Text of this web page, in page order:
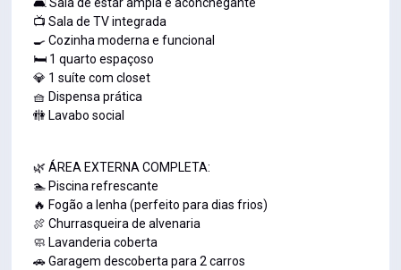
📺 Sala de TV integrada
🍳 Cozinha moderna e funcional
🛏️ 1 quarto espaçoso
💎 1 suíte com closet
🧺 Dispensa prática
🚻 Lavabo social
🌿 ÁREA EXTERNA COMPLETA:
🏊 Piscina refrescante
🔥 Fogão a lenha (perfeito para dias frios)
🍖 Churrasqueira de alvenaria
🧼 Lavanderia coberta
🚗 Garagem descoberta para 2 carros